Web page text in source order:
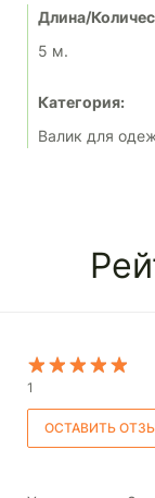
Длина/
5 м.
Категория:
Валик для
1